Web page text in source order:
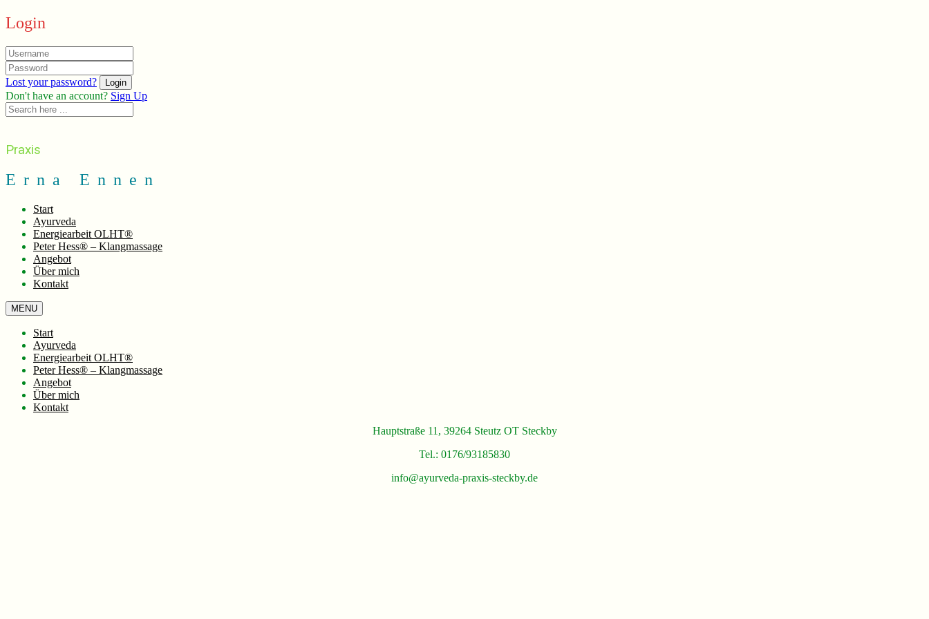
Login
Lost your password?
Don't have an account? Sign Up
Praxis
Erna Ennen
Start
Ayurveda
Energiearbeit OLHT®
Peter Hess® – Klangmassage
Angebot
Über mich
Kontakt
MENU
Start
Ayurveda
Energiearbeit OLHT®
Peter Hess® – Klangmassage
Angebot
Über mich
Kontakt
Hauptstraße 11, 39264 Steutz OT Steckby
Tel.: 0176/93185830
info@ayurveda-praxis-steckby.de